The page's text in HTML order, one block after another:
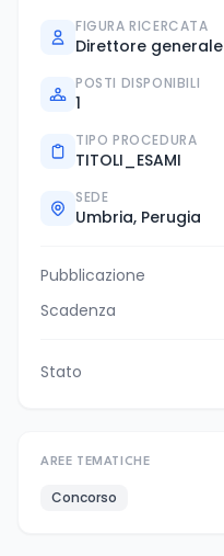
FIGURA RICERCATA
Direttore generale
POSTI DISPONIBILI
1
TIPO PROCEDURA
TITOLI_ESAMI
SEDE
Umbria, Perugia
Pubblicazione
Scadenza
Stato
AREE TEMATICHE
Concorso